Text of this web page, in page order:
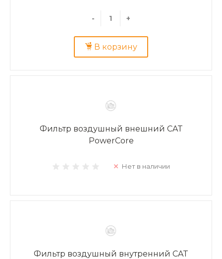
- +
В корзину
Фильтр воздушный внешний CAT
PowerCore
Нет в наличии
Фильтр воздушный внутренний CAT